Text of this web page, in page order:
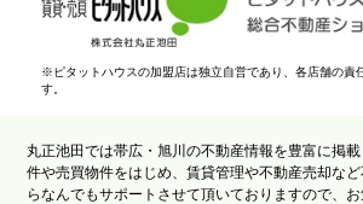
※ピタットハウスの加盟店は独立自営であり、各店舗の責
す。
丸正池田では帯広・旭川の不動産情報を豊富に掲
件や売買物件をはじめ、賃貸管理や不動産売却な
らなんでもサポートさせて頂いておりますので、